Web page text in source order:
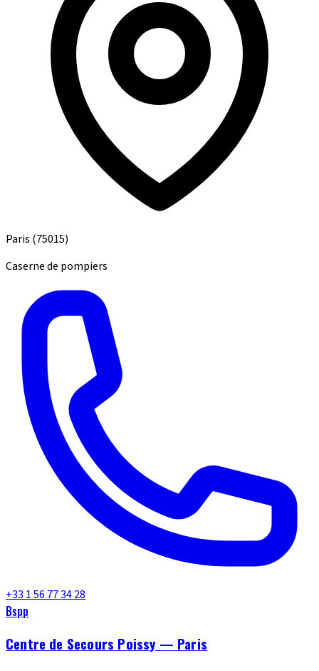
Paris (75015)
Caserne de pompiers
+33 1 56 77 34 28
Bspp
Centre de Secours Poissy — Paris